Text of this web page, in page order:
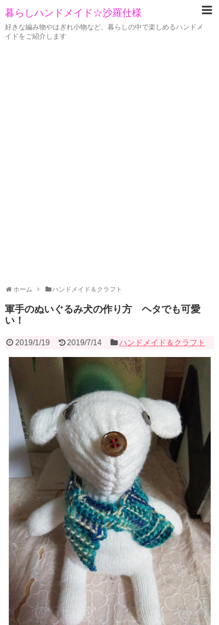
暮らしハンドメイド☆沙羅仕様
好きな編み物やはぎれ小物など、暮らしの中で楽しめるハンドメ
イドをご紹介します
ホーム ハンドメイド＆クラフト
軍手のぬいぐるみ犬の作り方 ヘタでも可愛
い！
2019/1/19 2019/7/14 ハンドメイド＆クラフト